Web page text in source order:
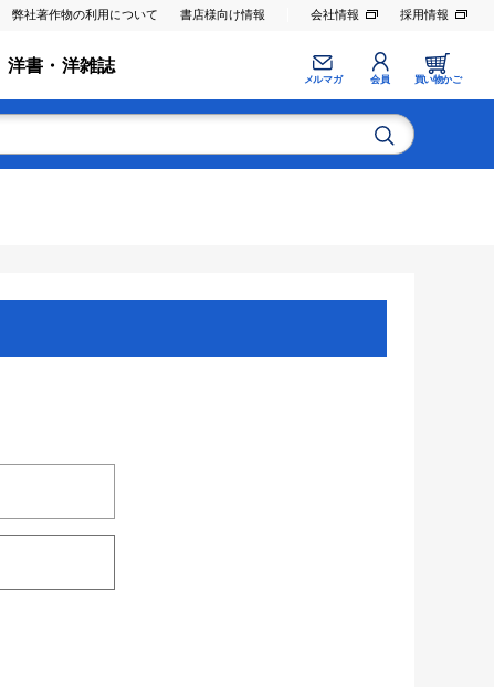
弊社著作物の利用について 書店様向け情報 会社情報 採用情報
洋書・洋雑誌
メルマガ 会員 買い物かご